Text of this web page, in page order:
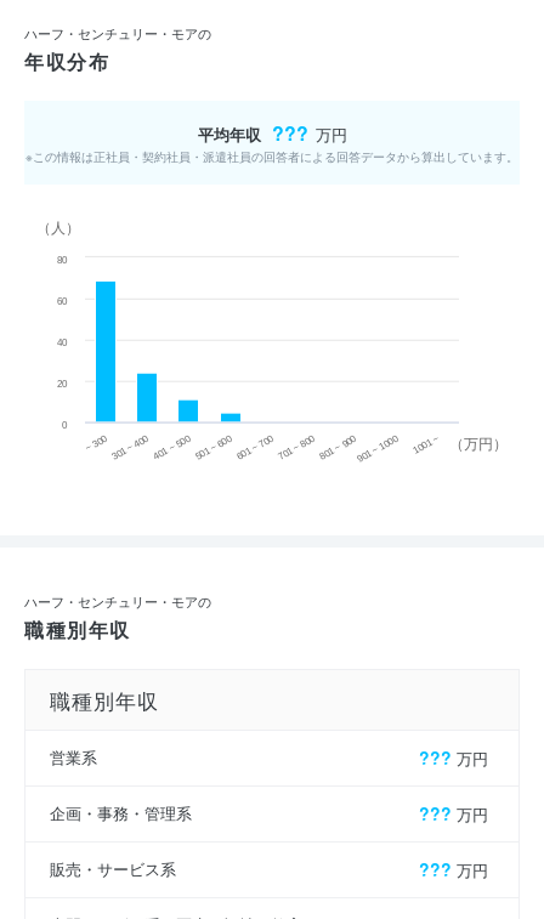
ハーフ・センチュリー・モアの
年収分布
平均年収 ??? 万円
※この情報は正社員・契約社員・派遣社員の回答者による回答データから算出しています。
（万円）
（人）
~ 300 301 ~ 400 401 ~ 500501 ~ 600601 ~ 700701 ~ 800801 ~ 900901 ~ 1000 1001 ~
0
20
40
60
80
ハーフ・センチュリー・モアの
職種別年収
職種別年収
営業系 ??? 万円
企画・事務・管理系 ??? 万円
販売・サービス系 ??? 万円